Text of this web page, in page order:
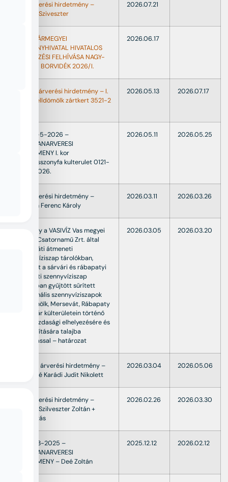
Ingó árverési hirdetmény –
Szórádi Sziveszter
2026.07.21
A VAS VÁRMEGYEI
KORMÁNYHIVATAL HIVATALOS
VÉDEKEZÉSI FELHÍVÁSA NAGY-
SOMLÓI BORVIDÉK 2026/I.
2026.06.17
Ingatlanárverési hirdetmény – I.
kor – Celldömölk zártkert 3521-2
2026.05.13 2026.07.17
00697-5-2026 –
INGATLANARVERESI
HIRDETMENY I. kor
Ostffyasszonyfa kulterulet 0121-
7 hrsz 2026.
2026.05.11 2026.05.25
Ingó árverési hirdetmény –
Horváth Ferenc Károly
2026.03.11 2026.03.26
Engedély a VASIVÍZ Vas megyei
Víz- és Csatornamű Zrt. által
merseváti átmeneti
szennyvíziszap tárolókban,
valamint a sárvári és rábapatyi
átmeneti szennyvíziszap
tárolókban gyűjtött sűrített
kommunális szennyvíziszapok
Celldömölk, Mersevát, Rábapaty
és Sárvár külterületein történő
mezőgazdasági elhelyezésére és
hasznosítására talajba
injektálással – határozat
2026.03.05 2026.03.20
Ingatlan árverési hirdetmény –
Palotainé Karádi Judit Nikolett
2026.03.04 2026.05.06
Ingó árverési hirdetmény –
Szórádi Szilveszter Zoltán +
módosítás
2026.02.26 2026.03.30
03919-3-2025 –
INGATLANARVERESI
HIRDETMENY – Deé Zoltán
2025.12.12 2026.02.12